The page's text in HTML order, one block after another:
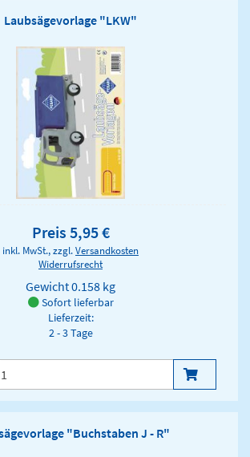
Laubsägevorlage "LKW"
Preis 5,95 €
inkl. MwSt., zzgl.Versandkosten
Widerrufsrecht
Gewicht0.158 kg
Sofort lieferbar
Lieferzeit:
2 - 3 Tage
"Buchstaben J - R"